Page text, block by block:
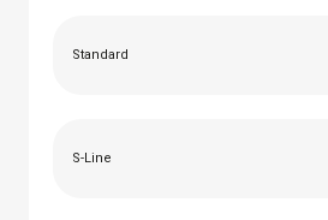
Standard
S-Line